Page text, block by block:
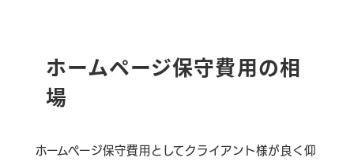
ホームページ保守費用の相
場
ホームページ保守費用としてクライアント様が良く仰